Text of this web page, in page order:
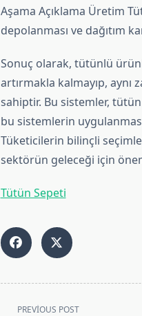
Aşama Açıklama Üretim
depolanması ve dağıtım
Sonuç olarak, tütünlü
artırmakla kalmayıp,
sahiptir. Bu sistemler,
bu sistemlerin
Tüketicilerin bilinçli
sektörün geleceği için
Tütün Sepeti
<spanPREVIOUS POST